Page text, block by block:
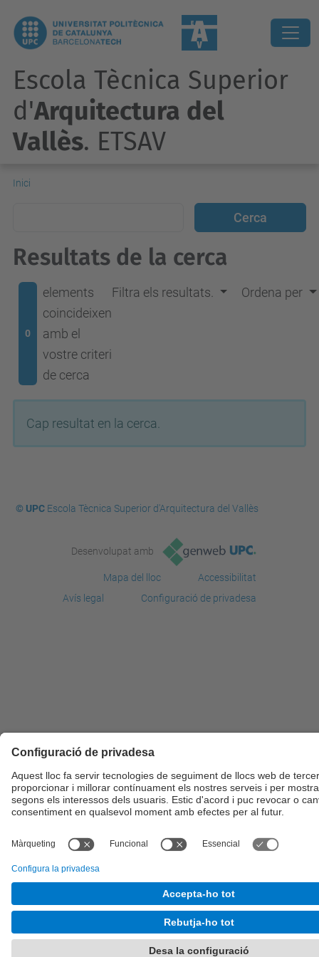
Escola Tècnica Superior
d'Arquitectura del
Vallès. ETSAV
Inici
Resultats de la cerca
0
elements
coincideixen
amb el
vostre criteri
de cerca
Filtra els resultats. Ordena per
Cap resultat en la cerca.
© UPCEscola Tècnica Superior d'Arquitectura del Vallès
Desenvolupat amb
Mapa del lloc
Accessibilitat
Avís legal
Configuració de privadesa